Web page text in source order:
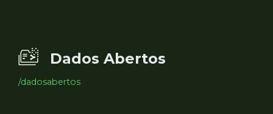
Dados Abertos
/dadosabertos